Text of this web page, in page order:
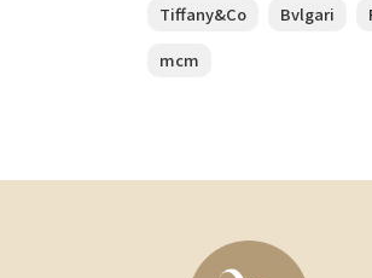
Tiffany&Co Bvlgari
mcm